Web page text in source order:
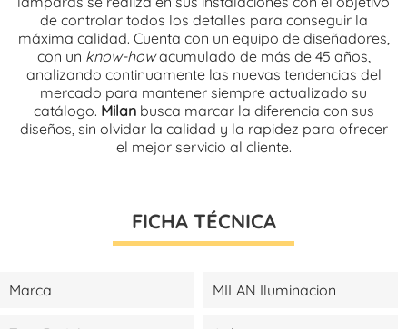
de controlar todos los detalles para conseguir la
máxima calidad. Cuenta con un equipo de diseñadores,
con un know-howacumulado de más de 45 años,
analizando continuamente las nuevas tendencias del
mercado para mantener siempre actualizado su
catálogo. Milanbusca marcar la diferencia con sus
diseños, sin olvidar la calidad y la rapidez para ofrecer
el mejor servicio al cliente.
FICHA TÉCNICA
Marca MILAN Iluminacion